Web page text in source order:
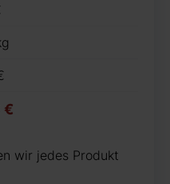
€
wir jedes Produkt